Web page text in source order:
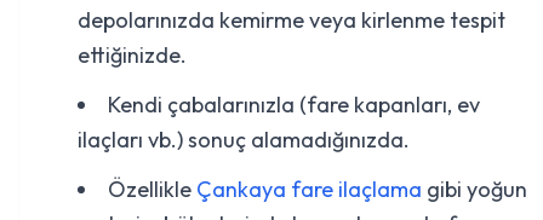
depolarınızda kemirme veya kirlenme tespit
ettiğinizde.
Kendi çabalarınızla (fare kapanları, ev
ilaçları vb.) sonuç alamadığınızda.
Özellikle Çankaya fare ilaçlama gibi yoğun